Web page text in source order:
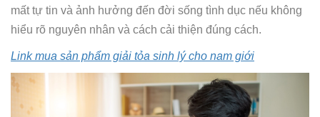
mất tự tin và ảnh hưởng đến đời sống tình dục nếu không
hiểu rõ nguyên nhân và cách cải thiện đúng cách.
Link mua sản phẩm giải tỏa sinh lý cho nam giới